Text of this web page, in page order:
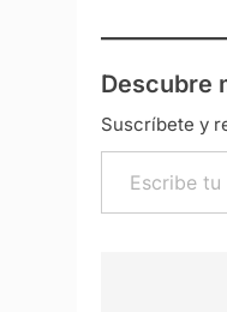
Descubre
Suscríbete y
Escribe tu